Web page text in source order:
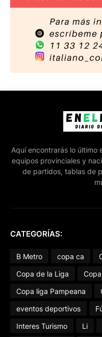
Aquí encontrarás lo último
equipos provinciales y
de partidos, tablas de
CATEGORÍAS:
B Metro copa ca
Copa de la Liga
Copa liga Pampeana
eventos deportivos
Interes Turismo
Li